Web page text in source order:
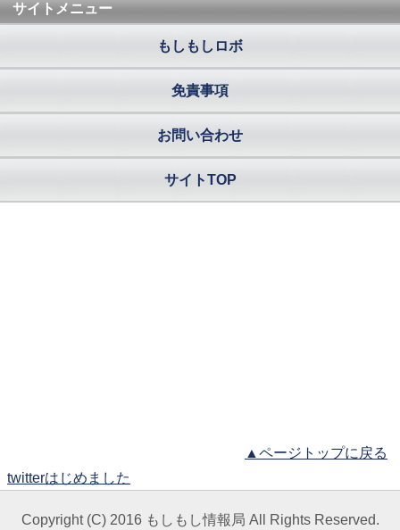
サイトメニュー
もしもしロボ
免責事項
お問い合わせ
サイトTOP
▲ページトップに戻る
twitterはじめました
Copyright (C) 2016 もしもし情報局 All Rights Reserved.